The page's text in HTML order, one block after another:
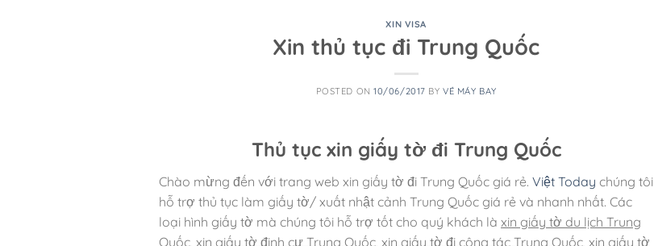
XIN VISA
Xin thủ tục đi Trung Quốc
POSTED ON10/06/2017 BYVÉ MÁY BAY
Thủ tục xin giấy tờ đi Trung Quốc
Chào mừng đến với trang web xin giấy tờ đi Trung Quốc giá rẻ. Việt Today chúng tôi
hỗ trợ thủ tục làm giấy tờ/ xuất nhật cảnh Trung Quốc giá rẻ và nhanh nhất. Các
loại hình giấy tờ mà chúng tôi hỗ trợ tốt cho quý khách là xin giấy tờ du lịch Trung
Quốc, xin giấy tờ định cư Trung Quốc, xin giấy tờ đi công tác Trung Quốc, xin giấy tờ